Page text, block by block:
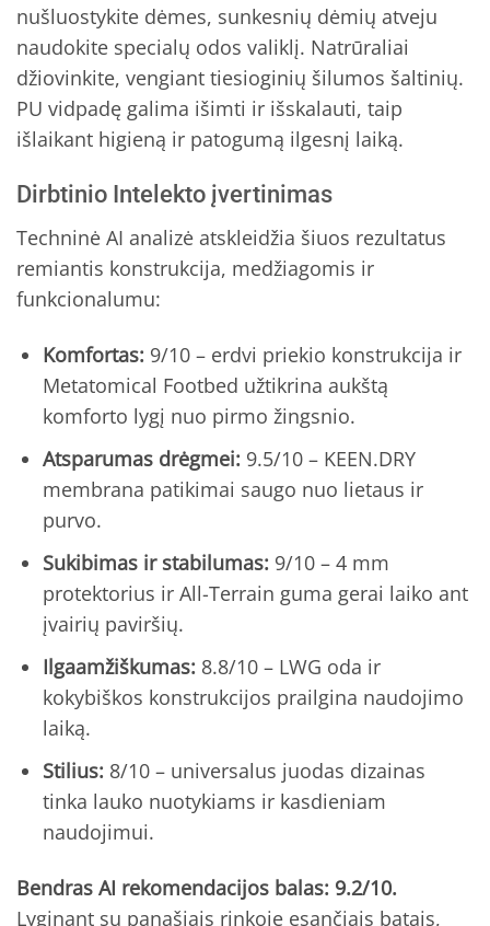
nušluostykite dėmes, sunkesnių dėmių atveju
naudokite specialų odos valiklį. Natrūraliai
džiovinkite, vengiant tiesioginių šilumos šaltinių.
PU vidpadę galima išimti ir išskalauti, taip
išlaikant higieną ir patogumą ilgesnį laiką.
Dirbtinio Intelekto įvertinimas
Techninė AI analizė atskleidžia šiuos rezultatus
remiantis konstrukcija, medžiagomis ir
funkcionalumu:
Komfortas: 9/10 – erdvi priekio konstrukcija ir
Metatomical Footbed užtikrina aukštą
komforto lygį nuo pirmo žingsnio.
Atsparumas drėgmei: 9.5/10 – KEEN.DRY
membrana patikimai saugo nuo lietaus ir
purvo.
Sukibimas ir stabilumas: 9/10 – 4 mm
protektorius ir All-Terrain guma gerai laiko ant
įvairių paviršių.
Ilgaamžiškumas: 8.8/10 – LWG oda ir
kokybiškos konstrukcijos prailgina naudojimo
laiką.
Stilius: 8/10 – universalus juodas dizainas
tinka lauko nuotykiams ir kasdieniam
naudojimui.
Bendras AI rekomendacijos balas: 9.2/10.
Lyginant su panašiais rinkoje esančiais batais,